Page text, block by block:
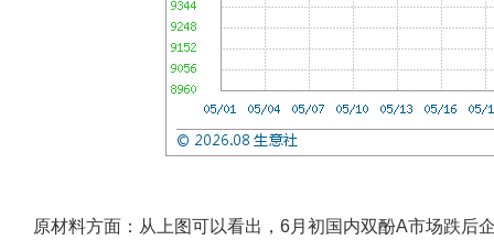
原材料方面： 从上图可以看出，6月初国内双酚A市场跌后